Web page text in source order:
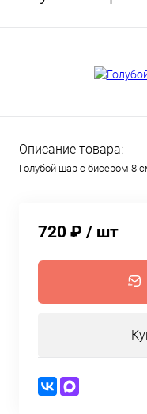
Описание товара:
Голубой шар с бисером 8
720 ₽ / шт